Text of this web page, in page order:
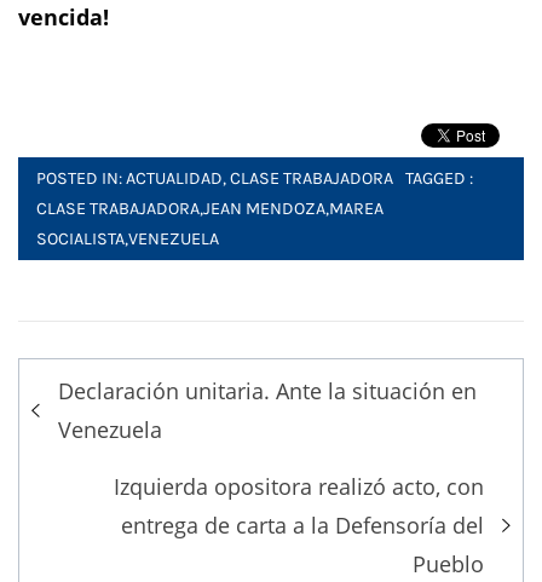
vencida!
POSTED IN:ACTUALIDAD,CLASE TRABAJADORA TAGGED :
CLASE TRABAJADORA,JEAN MENDOZA,MAREA
SOCIALISTA,VENEZUELA
Post
navigation
Declaración unitaria. Ante la situación en
Venezuela
Izquierda opositora realizó acto, con
entrega de carta a la Defensoría del
Pueblo